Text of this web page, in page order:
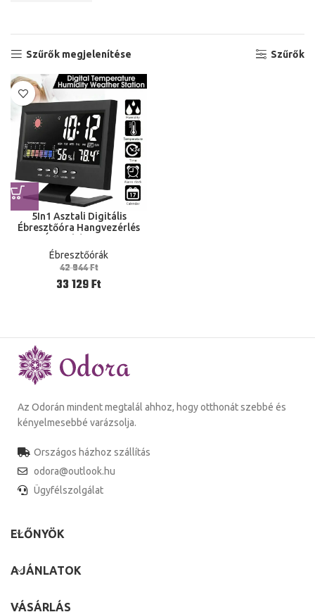
Szűrők megjelenítése Szűrők
5In1 Asztali Digitális
Ébresztőóra Hangvezérlés
Energiamegtakarítás Led
Hőmérséklet Páratartalom
Ébresztőórák
42 944Ft
33 129Ft
Az Odorán mindent megtalál ahhoz, hogy otthonát szebbé és
kényelmesebbé varázsolja.
Országos házhoz szállítás
odora@outlook.hu
Ügyfélszolgálat
ELŐNYÖK
AJÁNLATOK
VÁSÁRLÁS